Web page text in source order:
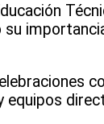
equipos